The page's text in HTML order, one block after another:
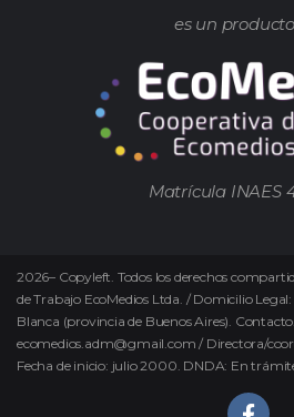
es un
Matrícula INAES
2026– Copyleft. Todos los derechos
de Trabajo EcoMedios Ltda. / Domicilio
Blanca (provincia de Buenos Aires).
ecomedios.adm@gmail.com / Directora/
Fecha de inicio: julio 2000. DNDA: En